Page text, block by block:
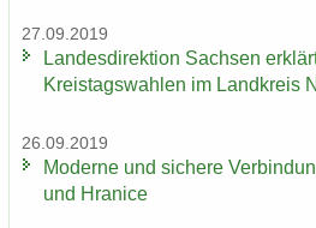
27.09.2019
Lan­des­di­rek­ti­on Sach­sen
Kreis­tags­wah­len im Land­kreis
26.09.2019
Mo­der­ne und si­che­re
und Hra­nice